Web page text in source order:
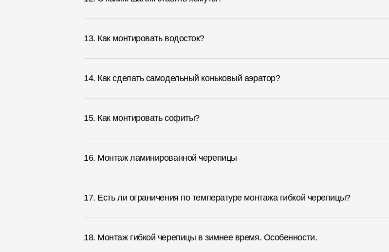
13. Как монтировать водосток?
14. Как сделать самодельный коньковый аэратор?
15. Как монтировать софиты?
16. Монтаж ламинированной черепицы
17. Есть ли ограничения по температуре монтажа гибкой черепицы?
18. Монтаж гибкой черепицы в зимнее время. Особенности.